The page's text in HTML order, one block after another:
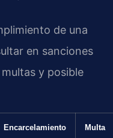
de una
en sanciones
y posible
Encarcelamiento Multa